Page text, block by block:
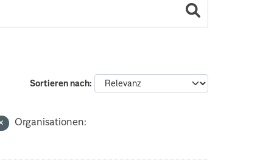
Sortieren nach
Organisationen: